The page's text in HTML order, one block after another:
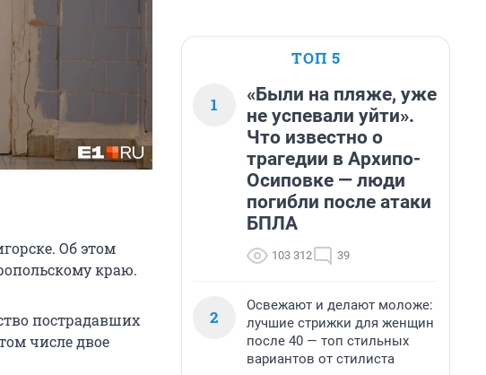
Об этом
краю.
пострадавших
числе двое
ТОП 5
1
«Были на пляже, уже
не успевали уйти».
Что известно о
трагедии в Архипо-
Осиповке — люди
погибли после атаки
БПЛА
103 312 39
2
Освежают и делают моложе:
лучшие стрижки для женщин
после 40 — топ стильных
вариантов от стилиста